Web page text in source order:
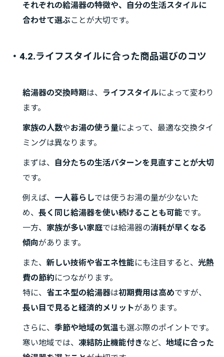
それぞれの給湯器の特徴や、自分の生活スタイルに
合わせて選ぶことが大切です。
・4.2.ライフスタイルに合った商品選びのコツ
給湯器の交換時期は、 ライフスタイルによって変わり
ます。
家族の人数やお湯の使う量によって、最適な交換タイ
ミングは異なります。
まずは、
自分たちの生活パターンを見直すことが大切
です。
例えば、 一人暮らしでは使うお湯の量が少ないた
め、 長く同じ給湯器を使い続けることも可能です。
一方、 家族が多い家庭では給湯器の消耗が早くなる
傾向があります。
また、 新しい技術や省エネ性能にも注目すると、 光熱
費の節約につながります。
特に、 省エネ型の給湯器は初期費用は高めですが、
長い目で見ると経済的メリットがあります。
さらに、 季節や地域の気温も選ぶ際のポイントです。
寒い地域では、 凍結防止機能付きなど、 地域に合った